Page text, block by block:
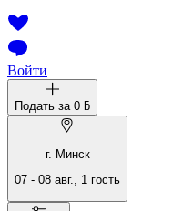
Войти
Подать за 0 ƃ
г. Минск
07 - 08 авг., 1 гость